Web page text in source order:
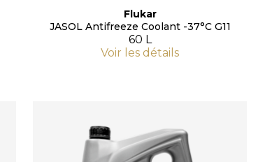
Flukar
JASOL Antifreeze Coolant -37°C G11
60 L
Voir les détails